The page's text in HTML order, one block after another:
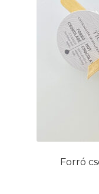
Forró